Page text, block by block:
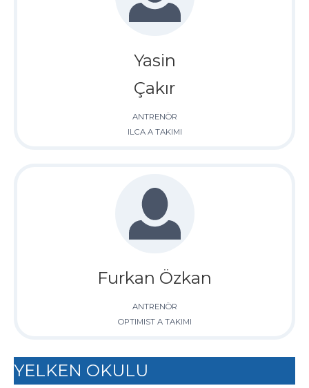
Yasin
Çakır
ANTRENÖR
ILCA A TAKIMI
Furkan Özkan
ANTRENÖR
OPTIMIST A TAKIMI
YELKEN OKULU